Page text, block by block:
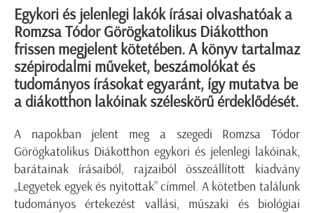
Egykori és jelenlegi lakók írásai olvashatóak a
Romzsa Tódor Görögkatolikus Diákotthon
frissen megjelent kötetében. A könyv tartalmaz
szépirodalmi műveket, beszámolókat és
tudományos írásokat egyaránt, így mutatva be
a diákotthon lakóinak széleskörű érdeklődését.
A napokban jelent meg a szegedi Romzsa Tódor
Görögkatolikus Diákotthon egykori és jelenlegi lakóinak,
barátainak írásaiból, rajzaiból összeállított kiadvány
„Legyetek egyek és nyitottak” címmel. A kötetben találunk
tudományos értekezést vallási, műszaki és biológiai